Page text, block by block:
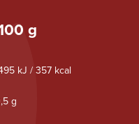
g
kJ / 357 kcal
g